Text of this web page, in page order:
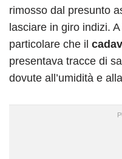
rimosso dal presunto
lasciare in giro indizi.
particolare che il
presentava tracce di
dovute all’umidità e